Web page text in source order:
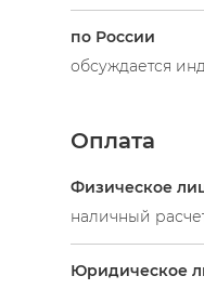
по России
обсуждается
Оплата
Физическое
наличный
Юридическое